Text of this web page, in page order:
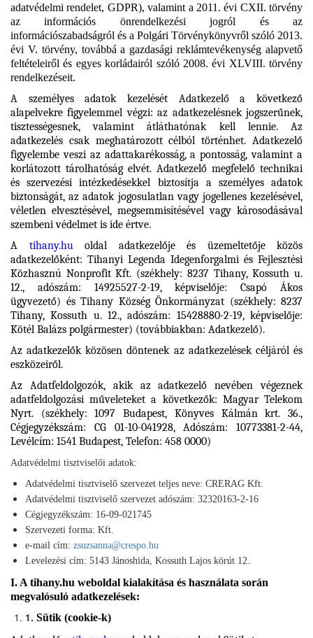
adatvédelmi rendelet, GDPR), valamint a 2011. évi CXII. törvény
az információs önrendelkezési jogról és az
információszabadságról és a Polgári Törvénykönyvről szóló 2013.
évi V. törvény, továbbá a gazdasági reklámtevékenység alapvető
feltételeiről és egyes korládairól szóló 2008. évi XLVIII. törvény
rendelkezéseit.
A személyes adatok kezelését Adatkezelő a következő
alapelvekre figyelemmel végzi: az adatkezelésnek jogszerűnek,
tisztességesnek, valamint átláthatónak kell lennie. Az
adatkezelés csak meghatározott célból történhet. Adatkezelő
figyelembe veszi az adattakarékosság, a pontosság, valamint a
korlátozott tárolhatóság elvét. Adatkezelő megfelelő technikai
és szervezési intézkedésekkel biztosítja a személyes adatok
biztonságát, az adatok jogosulatlan vagy jogellenes kezelésével,
véletlen elvesztésével, megsemmisítésével vagy károsodásával
szembeni védelmet is ide értve.
A tihany.huoldal adatkezelője és üzemeltetője közös
adatkezelőként: Tihanyi Legenda Idegenforgalmi és Fejlesztési
Közhasznú Nonprofit Kft. (székhely: 8237 Tihany, Kossuth u.
12., adószám: 14925527-2-19, képviselője: Csapó Ákos
ügyvezető) és Tihany Község Önkormányzat (székhely: 8237
Tihany, Kossuth u. 12., adószám: 15428880-2-19, képviselője:
Kötél Balázs polgármester) (továbbiakban: Adatkezelő).
Az adatkezelők közösen döntenek az adatkezelések céljáról és
eszközeiről.
Az Adatfeldolgozók, akik az adatkezelő nevében végeznek
adatfeldolgozási műveleteket a következők: Magyar Telekom
Nyrt. (székhely: 1097 Budapest, Könyves Kálmán krt. 36.,
Cégjegyzékszám: CG 01-10-041928, Adószám: 10773381-2-44,
Levélcím: 1541 Budapest, Telefon: 458 0000)
Adatvédelmi tisztviselői adatok:
Adatvédelmi tisztviselő szervezet teljes neve: CRERAG Kft.
Adatvédelmi tisztviselő szervezet adószám: 32320163-2-16
Cégjegyzékszám: 16-09-021745
Szervezeti forma: Kft.
e-mail cím: zsuzsanna@crespo.hu
Levelezési cím: 5143 Jánoshida, Kossuth Lajos körút 12.
I. A tihany.hu weboldal kialakítása és használata során
megvalósuló adatkezelések:
1. Sütik (cookie-k)